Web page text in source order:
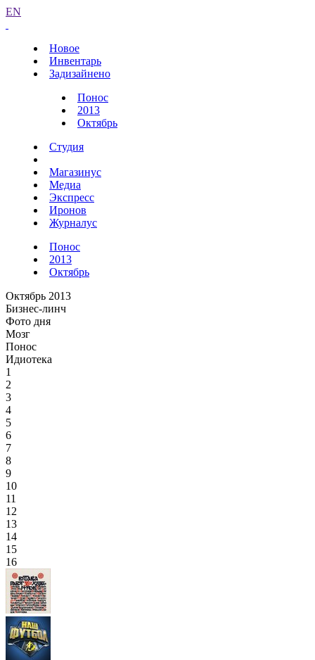
EN
Новое
Инвентарь
Задизайнено
Понос
2013
Октябрь
Студия
Магазинус
Медиа
Экспресс
Иронов
Журналус
Понос
2013
Октябрь
Октябрь 2013
Бизнес-линч
Фото дня
Мозг
Понос
Идиотека
1
2
3
4
5
6
7
8
9
10
11
12
13
14
15
16